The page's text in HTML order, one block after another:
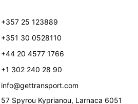
+357 25 123889
+351 30 0528110
+44 20 4577 1766
+1 302 240 28 90
info@gettransport.com
57 Spyrou Kyprianou, Larnaca 6051